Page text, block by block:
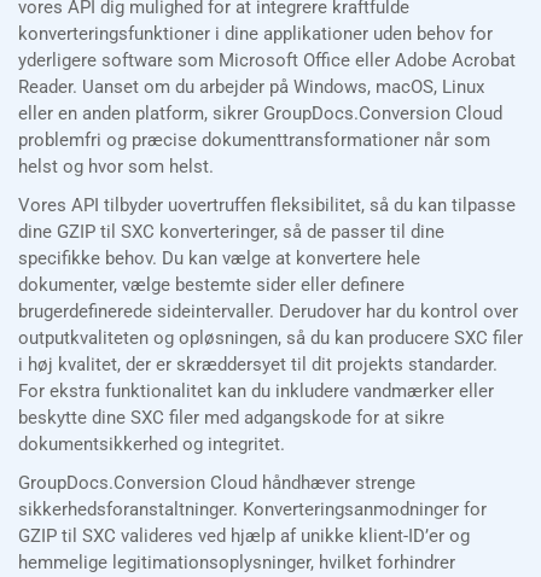
vores API dig mulighed for at integrere kraftfulde
konverteringsfunktioner i dine applikationer uden behov for
yderligere software som Microsoft Office eller Adobe Acrobat
Reader. Uanset om du arbejder på Windows, macOS, Linux
eller en anden platform, sikrer GroupDocs.Conversion Cloud
problemfri og præcise dokumenttransformationer når som
helst og hvor som helst.
Vores API tilbyder uovertruffen fleksibilitet, så du kan tilpasse
dine GZIP til SXC konverteringer, så de passer til dine
specifikke behov. Du kan vælge at konvertere hele
dokumenter, vælge bestemte sider eller definere
brugerdefinerede sideintervaller. Derudover har du kontrol over
outputkvaliteten og opløsningen, så du kan producere SXC filer
i høj kvalitet, der er skræddersyet til dit projekts standarder.
For ekstra funktionalitet kan du inkludere vandmærker eller
beskytte dine SXC filer med adgangskode for at sikre
dokumentsikkerhed og integritet.
GroupDocs.Conversion Cloud håndhæver strenge
sikkerhedsforanstaltninger. Konverteringsanmodninger for
GZIP til SXC valideres ved hjælp af unikke klient-ID’er og
hemmelige legitimationsoplysninger, hvilket forhindrer